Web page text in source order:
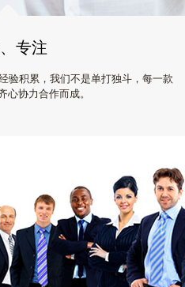
专注
验积累，我们不是单打独斗，每一款
心协力合作而成。